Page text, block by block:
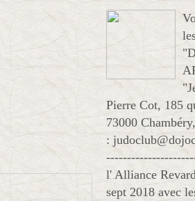
Pierre Cot, 185
73000
:
l' Alliance
sept 2018 avec